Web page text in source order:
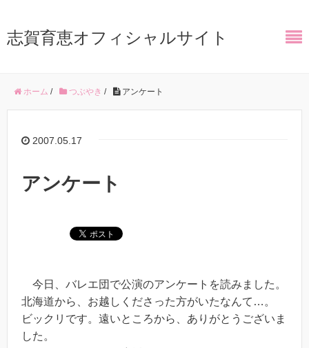
志賀育恵オフィシャルサイト
ホーム / つぶやき / アンケート
2007.05.17
アンケート
今日、バレエ団で公演のアンケートを読みました。
北海道から、お越しくださった方がいたなんて…。
ビックリです。遠いところから、ありがとうございま
した。